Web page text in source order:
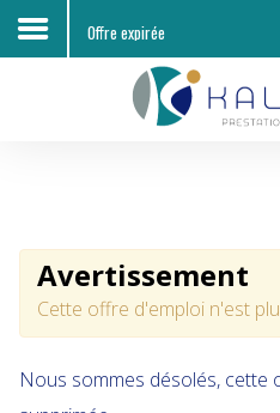
Entreprises
Candidats
Offres d'emploi
Contacts
Offre expirée
Avertissement
Cette offre d'emploi n'est
Nous sommes désolés, cette